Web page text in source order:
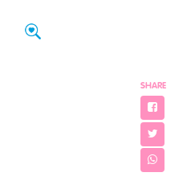
SHARE